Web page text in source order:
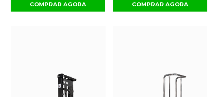
COMPRAR AGORA COMPRAR AGORA